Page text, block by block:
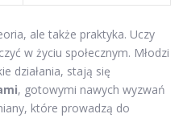
ale także praktyka. Uczy
w życiu społecznym. Młodzi
działania, stają się
, gotowymi nawych wyzwań
które prowadzą do